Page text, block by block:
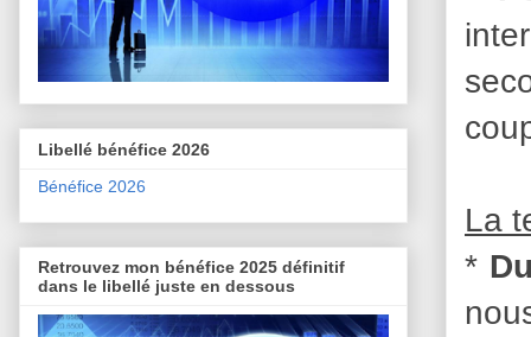
La
*
Libellé bénéfice 2026
Bénéfice 2026
Retrouvez mon bénéfice 2025 définitif
dans le libellé juste en dessous